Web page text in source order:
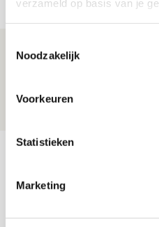
verzameld op basis van je
Noodzakelijk
Voorkeuren
Statistieken
Marketing
PRIJSVRAAG
Reis jij als
Bekijk meer
23